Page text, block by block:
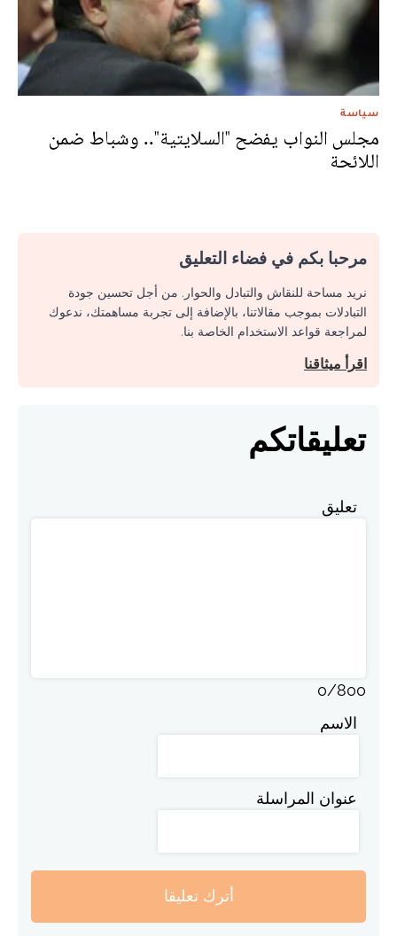
سياسة
مجلس النواب يفضح "السلايتية".. وشباط ضمن
اللائحة
مرحبا بكم في فضاء التعليق
نريد مساحة للنقاش والتبادل والحوار. من أجل تحسين جودة
التبادلات بموجب مقالاتنا، بالإضافة إلى تجربة مساهمتك، ندعوك
لمراجعة قواعد الاستخدام الخاصة بنا.
اقرأ ميثاقنا
تعليقاتكم
تعليق
0/800
الاسم
عنوان المراسلة
أترك تعليقا